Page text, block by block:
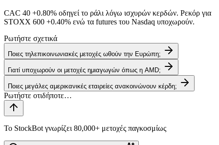
CAC 40 +0.80% οδηγεί το ράλι λόγω ισχυρών κερδών. Ρεκόρ για
STOXX 600 +0.40% ενώ τα futures του Nasdaq υποχωρούν.
Ρωτήστε σχετικά
Ποιες τηλεπικοινωνιακές μετοχές ωθούν την Ευρώπη;
Γιατί υποχωρούν οι μετοχές ημιαγωγών όπως η AMD;
Ποιες μεγάλες αμερικανικές εταιρείες ανακοινώνουν κέρδη;
Το StockBot γνωρίζει 80,000+ μετοχές παγκοσμίως